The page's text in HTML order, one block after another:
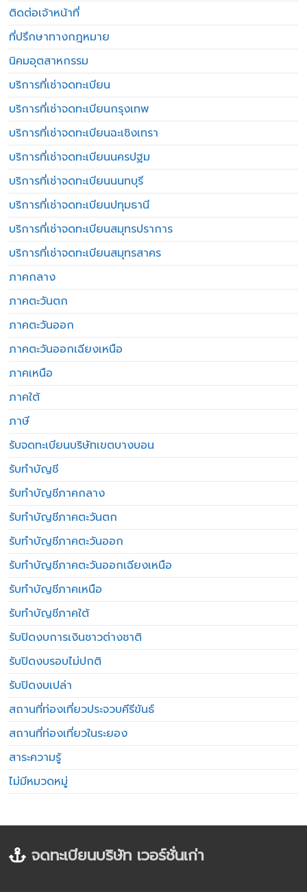
ติดต่อเจ้าหน้าที่
ที่ปรึกษาทางกฎหมาย
นิคมอุตสาหกรรม
บริการที่เช่าจดทะเบียน
บริการที่เช่าจดทะเบียนกรุงเทพ
บริการที่เช่าจดทะเบียนฉะเชิงเทรา
บริการที่เช่าจดทะเบียนนครปฐม
บริการที่เช่าจดทะเบียนนนทบุรี
บริการที่เช่าจดทะเบียนปทุมธานี
บริการที่เช่าจดทะเบียนสมุทรปราการ
บริการที่เช่าจดทะเบียนสมุทรสาคร
ภาคกลาง
ภาคตะวันตก
ภาคตะวันออก
ภาคตะวันออกเฉียงเหนือ
ภาคเหนือ
ภาคใต้
ภาษี
รับจดทะเบียนบริษัทเขตบางบอน
รับทำบัญชี
รับทำบัญชีภาคกลาง
รับทำบัญชีภาคตะวันตก
รับทำบัญชีภาคตะวันออก
รับทำบัญชีภาคตะวันออกเฉียงเหนือ
รับทำบัญชีภาคเหนือ
รับทำบัญชีภาคใต้
รับปิดงบการเงินชาวต่างชาติ
รับปิดงบรอบไม่ปกติ
รับปิดงบเปล่า
สถานที่ท่องเที่ยวประจวบคีรีขันธ์
สถานที่ท่องเที่ยวในระยอง
สาระความรู้
ไม่มีหมวดหมู่
จดทะเบียนบริษัท เวอร์ชั่นเก่า